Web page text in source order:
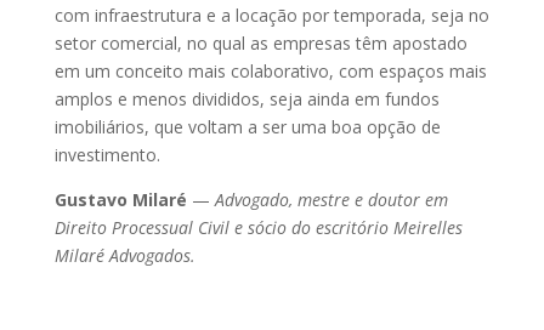
com infraestrutura e a locação por temporada, seja no
setor comercial, no qual as empresas têm apostado
em um conceito mais colaborativo, com espaços mais
amplos e menos divididos, seja ainda em fundos
imobiliários, que voltam a ser uma boa opção de
investimento.
Gustavo Milaré — Advogado, mestre e doutor em
Direito Processual Civil e sócio do escritório Meirelles
Milaré Advogados.